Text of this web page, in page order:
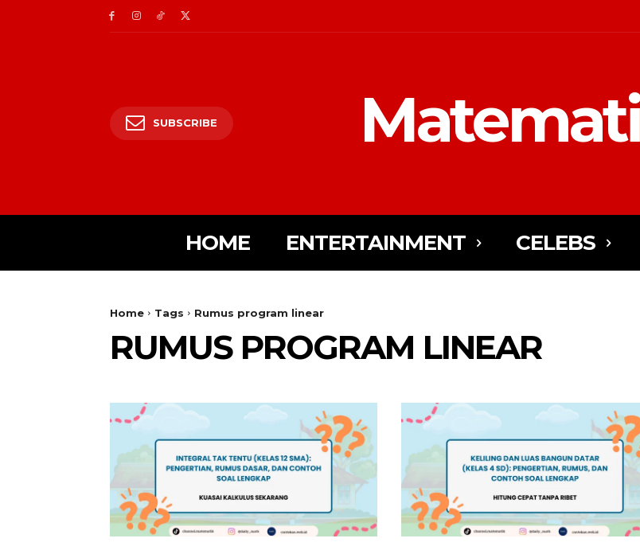
SUBSCRIBE
HOME ENTERTAINMENT CELEBS
Home Tags Rumus program linear
RUMUS PROGRAM LINEAR